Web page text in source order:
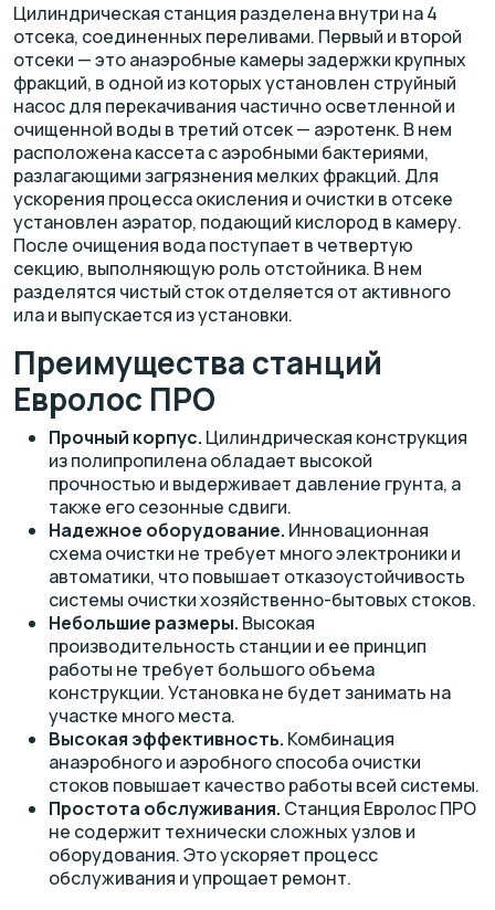
Цилиндрическая станция разделена внутри на 4
отсека, соединенных переливами. Первый и второй
отсеки — это анаэробные камеры задержки крупных
фракций, в одной из которых установлен струйный
насос для перекачивания частично осветленной и
очищенной воды в третий отсек — аэротенк. В нем
расположена кассета с аэробными бактериями,
разлагающими загрязнения мелких фракций. Для
ускорения процесса окисления и очистки в отсеке
установлен аэратор, подающий кислород в камеру.
После очищения вода поступает в четвертую
секцию, выполняющую роль отстойника. В нем
разделятся чистый сток отделяется от активного
ила и выпускается из установки.
Преимущества станций
Евролос ПРО
Прочный корпус. Цилиндрическая конструкция
из полипропилена обладает высокой
прочностью и выдерживает давление грунта, а
также его сезонные сдвиги.
Надежное оборудование. Инновационная
схема очистки не требует много электроники и
автоматики, что повышает отказоустойчивость
системы очистки хозяйственно-бытовых стоков.
Небольшие размеры. Высокая
производительность станции и ее принцип
работы не требует большого объема
конструкции. Установка не будет занимать на
участке много места.
Высокая эффективность. Комбинация
анаэробного и аэробного способа очистки
стоков повышает качество работы всей системы.
Простота обслуживания. Станция Евролос ПРО
не содержит технически сложных узлов и
оборудования. Это ускоряет процесс
обслуживания и упрощает ремонт.